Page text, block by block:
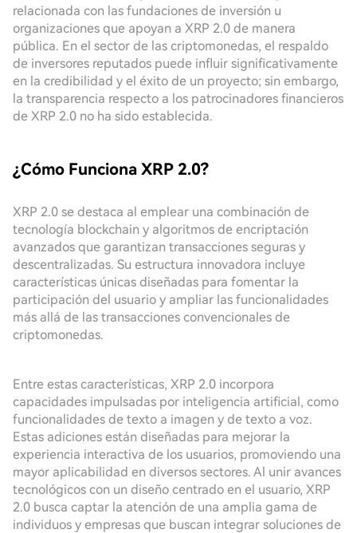
relacionada con las fundaciones de inversión u
organizaciones que apoyan a XRP 2.0 de manera
pública. En el sector de las criptomonedas, el respaldo
de inversores reputados puede influir significativamente
en la credibilidad y el éxito de un proyecto; sin embargo,
la transparencia respecto a los patrocinadores financieros
de XRP 2.0 no ha sido establecida.
¿Cómo Funciona XRP 2.0?
XRP 2.0 se destaca al emplear una combinación de
tecnología blockchain y algoritmos de encriptación
avanzados que garantizan transacciones seguras y
descentralizadas. Su estructura innovadora incluye
características únicas diseñadas para fomentar la
participación del usuario y ampliar las funcionalidades
más allá de las transacciones convencionales de
criptomonedas.
Entre estas características, XRP 2.0 incorpora
capacidades impulsadas por inteligencia artificial, como
funcionalidades de texto a imagen y de texto a voz.
Estas adiciones están diseñadas para mejorar la
experiencia interactiva de los usuarios, promoviendo una
mayor aplicabilidad en diversos sectores. Al unir avances
tecnológicos con un diseño centrado en el usuario, XRP
2.0 busca captar la atención de una amplia gama de
individuos y empresas que buscan integrar soluciones de